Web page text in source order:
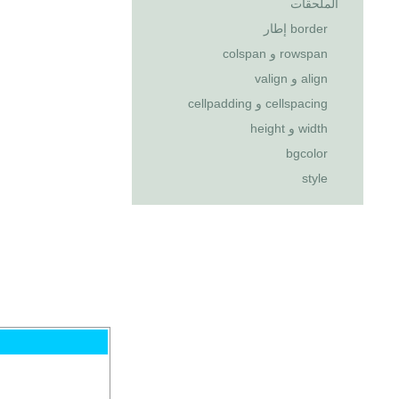
الملحقات
border إطار
rowspan و colspan
align و valign
cellspacing و cellpadding
width و height
bgcolor
style